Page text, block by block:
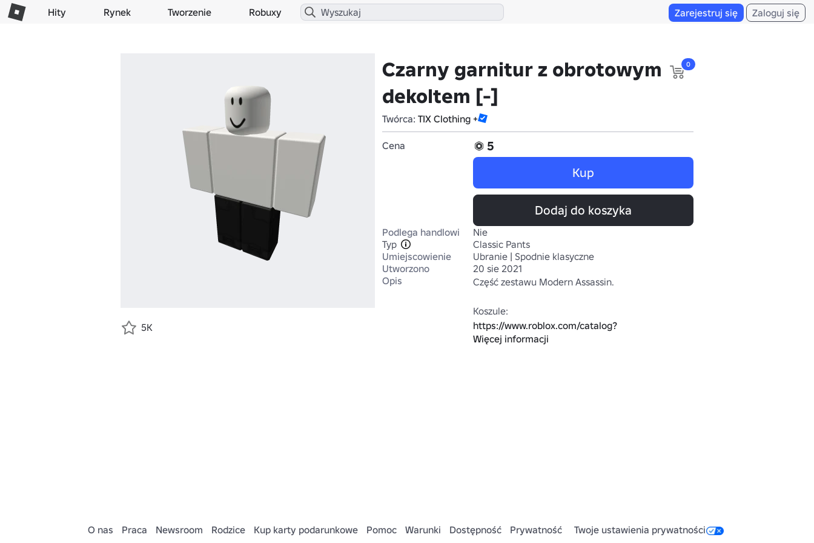
Hity Rynek Tworzenie Robuxy Zarejestruj się Zaloguj się
Czarny garnitur z obrotowym
dekoltem [-]
Twórca: TIX Clothing +
0
Cena
5
Kup
Dodaj do koszyka
Podlega handlowi
Nie
Typ
Classic Pants
Umiejscowienie
Ubranie | Spodnie klasyczne
Utworzono
20 sie 2021
Opis
Część zestawu Modern Assassin.
https://www.roblox.com/catalog?
Więcej informacji
5K
O nas Praca Newsroom Rodzice Kup karty podarunkowe Pomoc Warunki Dostępność Prywatność Twoje ustawienia prywatności